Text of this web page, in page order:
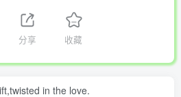
分享 收藏
in the love.